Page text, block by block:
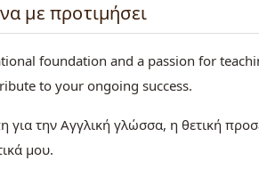
με προτιμήσει
foundation and a passion for
to your ongoing success.
την Αγγλική γλώσσα, η θετική
μου.